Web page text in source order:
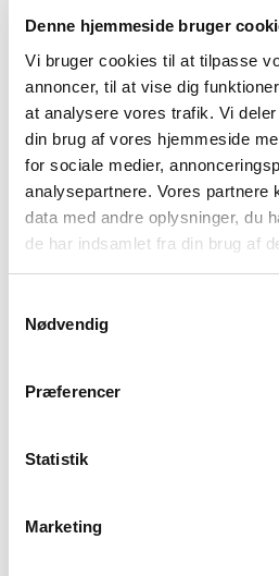
Denne hjemmeside bruger
Vi bruger cookies til at tilpasse
annoncer, til at vise dig
at analysere vores trafik. Vi
din brug af vores hjemmeside
for sociale medier,
analysepartnere. Vores partnere
data med andre oplysninger, du
de har indsamlet fra din brug af
Nødvendig
Præferencer
Statistik
Marketing
(300x199) |thumbnail (150x150)